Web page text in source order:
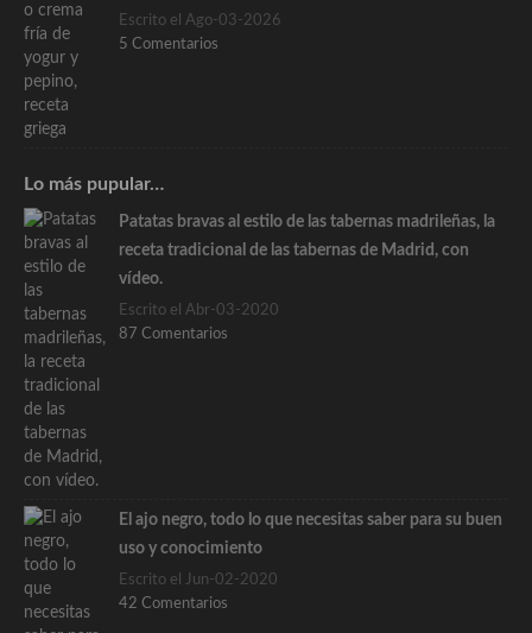
Escrito el Ago-03-2026
5 Comentarios
Lo más pupular…
Patatas bravas al estilo de las tabernas madrileñas, la
receta tradicional de las tabernas de Madrid, con
vídeo.
Escrito el Abr-03-2020
87 Comentarios
El ajo negro, todo lo que necesitas saber para su buen
uso y conocimiento
Escrito el Jun-02-2020
42 Comentarios